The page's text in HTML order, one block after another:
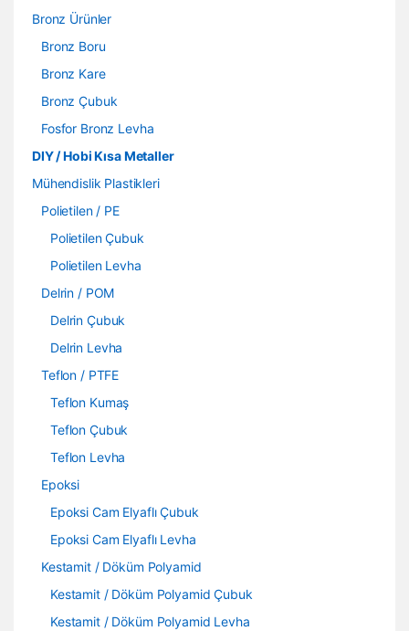
Bronz Ürünler
Bronz Boru
Bronz Kare
Bronz Çubuk
Fosfor Bronz Levha
DIY / Hobi Kısa Metaller
Mühendislik Plastikleri
Polietilen / PE
Polietilen Çubuk
Polietilen Levha
Delrin / POM
Delrin Çubuk
Delrin Levha
Teflon / PTFE
Teflon Kumaş
Teflon Çubuk
Teflon Levha
Epoksi
Epoksi Cam Elyaflı Çubuk
Epoksi Cam Elyaflı Levha
Kestamit / Döküm Polyamid
Kestamit / Döküm Polyamid Çubuk
Kestamit / Döküm Polyamid Levha